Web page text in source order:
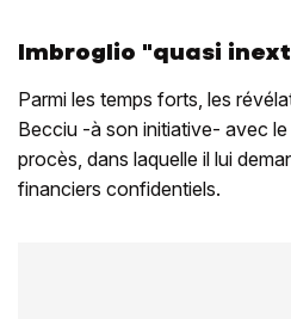
Imbroglio "quasi
Parmi les temps forts, les
Becciu -à son initiative- avec
procès, dans laquelle il lui
financiers confidentiels.